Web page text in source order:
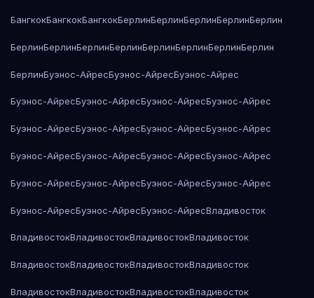
БангкокБангкокБангкокБерлинБерлинБерлинБерлинБерлин
БерлинБерлинБерлинБерлинБерлинБерлинБерлинБерлин
БерлинБуэнос-АйресБуэнос-АйресБуэнос-Айрес
Буэнос-АйресБуэнос-АйресБуэнос-АйресБуэнос-Айрес
Буэнос-АйресБуэнос-АйресБуэнос-АйресБуэнос-Айрес
Буэнос-АйресБуэнос-АйресБуэнос-АйресБуэнос-Айрес
Буэнос-АйресБуэнос-АйресБуэнос-АйресБуэнос-Айрес
Буэнос-АйресБуэнос-АйресБуэнос-АйресВладивосток
ВладивостокВладивостокВладивостокВладивосток
ВладивостокВладивостокВладивостокВладивосток
ВладивостокВладивостокВладивостокВладивосток